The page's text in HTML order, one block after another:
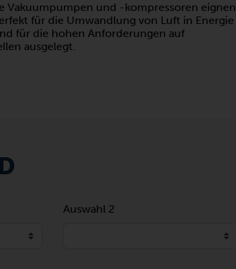
Vakuumpumpen und -kompressoren eignen
für die Umwandlung von Luft in Energie
für die hohen Anforderungen auf
ausgelegt.
Auswahl 2